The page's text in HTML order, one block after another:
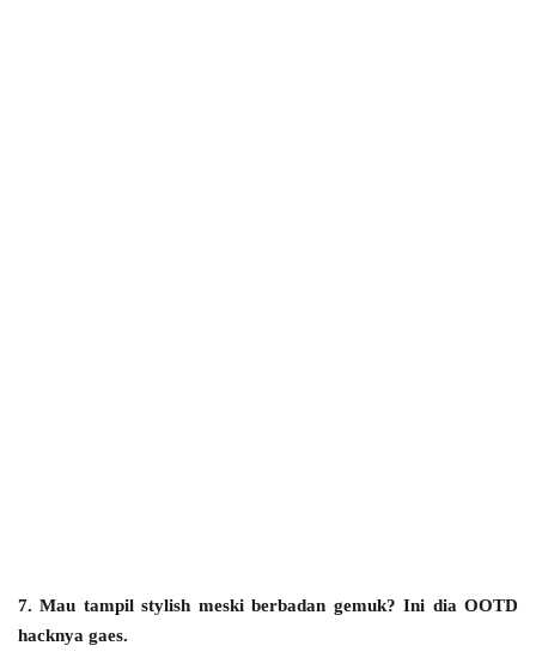
7. Mau tampil stylish meski berbadan gemuk? Ini dia OOTD
hacknya gaes.